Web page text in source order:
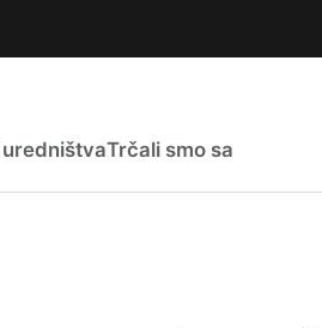
uredništvaTrčali smo sa